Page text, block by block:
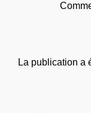
La publication a